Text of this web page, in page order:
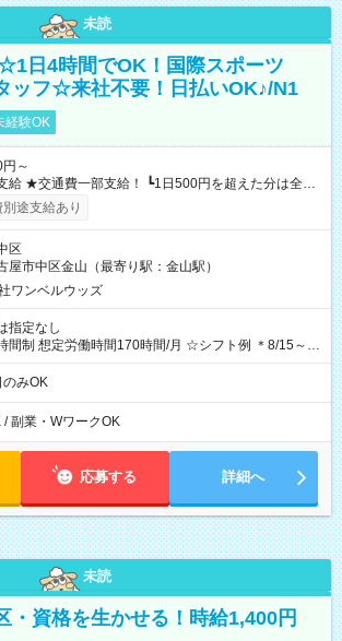
未読
日4時間でOK！国際スポーツ
ッフ☆来社不要！日払いOK♪/N1
経験OK
～
超えた分は全額
500円以内の方は自己負担となります ★日払い
定あり） ┗働いたその日に現金GET♪ お仕事後はコン
途支給あり
区
屋市中区金山（最寄り駅：金山駅）
ワンベルウッズ
指定なし
想定労働時間170時間/月 ☆シフト例 ＊8/15～
共通 08：00～12：00 17：00～21：00 ＊8/31
記シフトもあります！ 12：00～16：00 ＊9/6～
みOK
/ 副業・WワークOK
応募する 詳細へ
未読
・資格を生かせる！時給1,400円